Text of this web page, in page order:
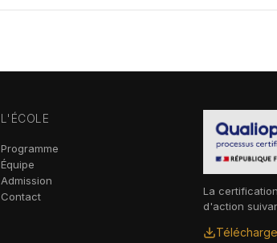
L'ÉCOLE
Programme
Équipe
Admission
Contact
La
d'action